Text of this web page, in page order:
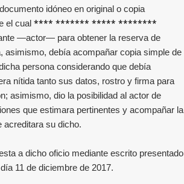
idóneo en original o copia
el cual **** ******* ***** ********
—actor— para obtener la reserva de
asimismo, debía acompañar copia simple de
persona considerando que debía
nítida tanto sus datos, rostro y firma para
asimismo, dio la posibilidad al actor de
que estimara pertinentes y acompañar la
acreditara su dicho.
a dicho oficio mediante escrito presentado
11 de diciembre de 2017.